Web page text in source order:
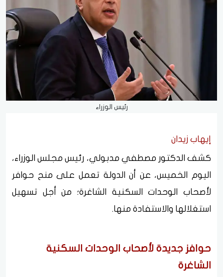
رئيس الوزراء
إيهاب زيدان
كشف الدكتور مصطفي مدبولي، رئيس مجلس الوزراء،
اليوم الخميس، عن أن الدولة تعمل على منح حوافر
لأصحاب الوحدات السكنية الشاغرة؛ من أجل تسهيل
استغلالها والاستفادة منها.
حوافز جديدة لأصحاب الوحدات السكنية
الشاغرة